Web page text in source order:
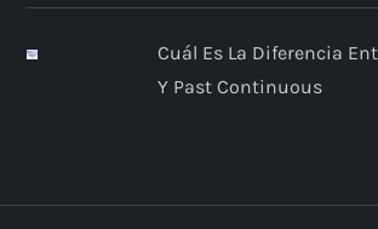
Cuál Es La Diferencia
Y Past Continuous